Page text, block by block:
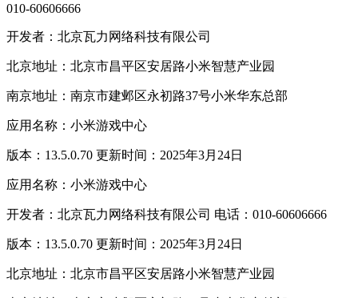
010-60606666
开发者：北京瓦力网络科技有限公司
北京地址：北京市昌平区安居路小米智慧产业园
南京地址：南京市建邺区永初路37号小米华东总部
应用名称：小米游戏中心
版本：13.5.0.70 更新时间：2025年3月24日
应用名称：小米游戏中心
开发者：北京瓦力网络科技有限公司 电话：010-60606666
版本：13.5.0.70 更新时间：2025年3月24日
北京地址：北京市昌平区安居路小米智慧产业园